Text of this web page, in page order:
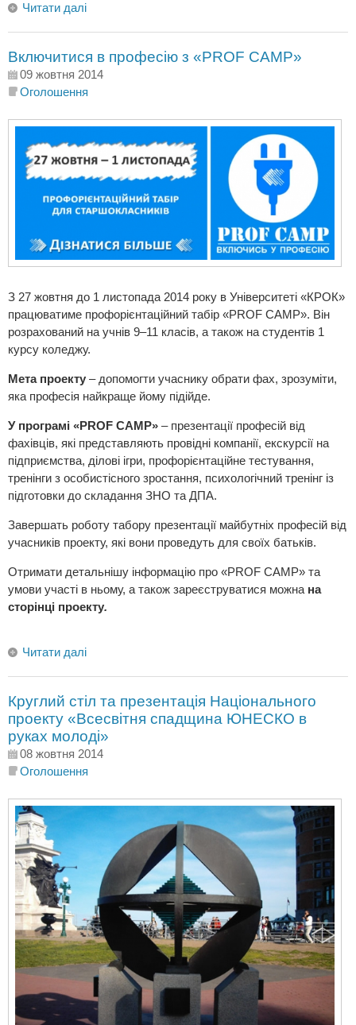
Читати далі
Включитися в професію з «PROF CAMP»
09 жовтня 2014
Оголошення
З 27 жовтня до 1 листопада 2014 року в Університеті «КРОК»
працюватиме профорієнтаційний табір «PROF CAMP». Він
розрахований на учнів 9–11 класів, а також на студентів 1
курсу коледжу.
Мета проекту – допомогти учаснику обрати фах, зрозуміти,
яка професія найкраще йому підійде.
У програмі «PROF CAMP» – презентації професій від
фахівців, які представляють провідні компанії, екскурсії на
підприємства, ділові ігри, профорієнтаційне тестування,
тренінги з особистісного зростання, психологічний тренінг із
підготовки до складання ЗНО та ДПА.
Завершать роботу табору презентації майбутніх професій від
учасників проекту, які вони проведуть для своїх батьків.
Отримати детальнішу інформацію про «PROF CAMP» та
умови участі в ньому, а також зареєструватися можна на
сторінці проекту.
Читати далі
Круглий стіл та презентація Національного
проекту «Всесвітня спадщина ЮНЕСКО в
руках молоді»
08 жовтня 2014
Оголошення